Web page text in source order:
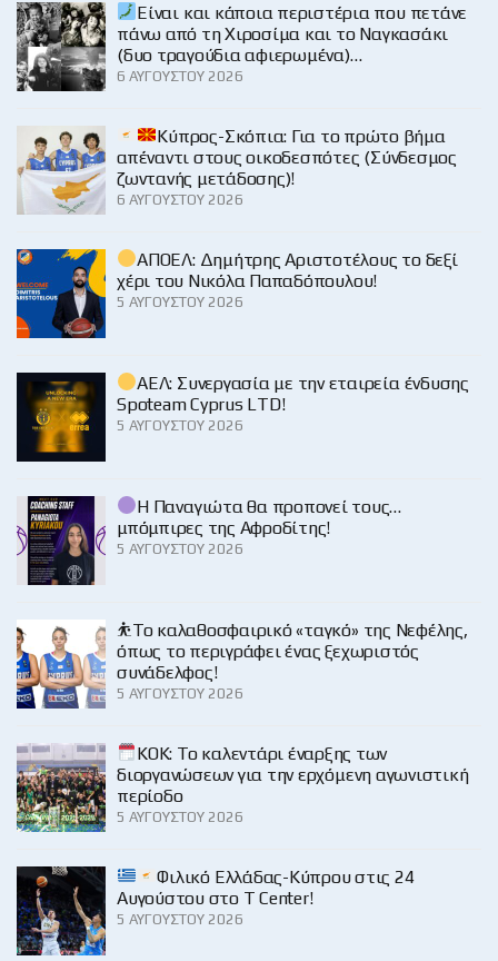
Είναι και κάποια περιστέρια που πετάνε
πάνω από τη Χιροσίμα και το Ναγκασάκι
(δυο τραγούδια αφιερωμένα)…
6 ΑΥΓΟΎΣΤΟΥ 2026
Κύπρος-Σκόπια: Για το πρώτο βήμα
απέναντι στους οικοδεσπότες (Σύνδεσμος
ζωντανής μετάδοσης)!
6 ΑΥΓΟΎΣΤΟΥ 2026
ΑΠΟΕΛ: Δημήτρης Αριστοτέλους το δεξί
χέρι του Νικόλα Παπαδόπουλου!
5 ΑΥΓΟΎΣΤΟΥ 2026
ΑΕΛ: Συνεργασία με την εταιρεία ένδυσης
Spoteam Cyprus LTD!
5 ΑΥΓΟΎΣΤΟΥ 2026
Η Παναγιώτα θα προπονεί τους…
μπόμπιρες της Αφροδίτης!
5 ΑΥΓΟΎΣΤΟΥ 2026
⛹️‍Το καλαθοσφαιρικό «ταγκό» της Νεφέλης,
όπως το περιγράφει ένας ξεχωριστός
συνάδελφος!
5 ΑΥΓΟΎΣΤΟΥ 2026
KOK: Το καλεντάρι έναρξης των
διοργανώσεων για την ερχόμενη αγωνιστική
περίοδο
5 ΑΥΓΟΎΣΤΟΥ 2026
Φιλικό Ελλάδας-Κύπρου στις 24
Αυγούστου στο Τ Center!
5 ΑΥΓΟΎΣΤΟΥ 2026